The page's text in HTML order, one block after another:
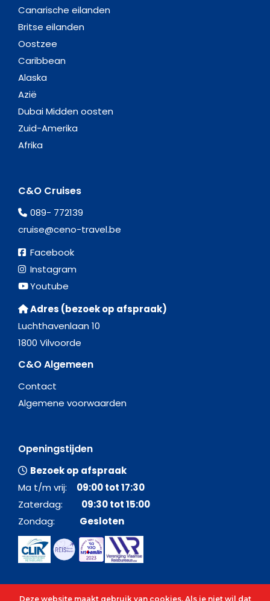
Canarische eilanden
Britse eilanden
Oostzee
Caribbean
Alaska
Azië
Dubai Midden oosten
Zuid-Amerika
Afrika
C&O Cruises
089- 772139
cruise@ceno-travel.be
Facebook
Instagram
Youtube
Adres (bezoek op afspraak)
Luchthavenlaan 10
1800 Vilvoorde
C&O Algemeen
Contact
Algemene voorwaarden
Openingstijden
Bezoek op afspraak
Ma t/m vrij: 09:00 tot 17:30
Zaterdag: 09:30 tot 15:00
Zondag: Gesloten
Deze website maakt gebruik van cookies. Als je niet wil dat